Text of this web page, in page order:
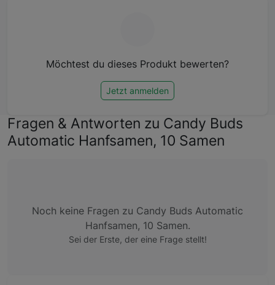
Möchtest du dieses Produkt bewerten?
Jetzt anmelden
Fragen & Antworten zu Candy Buds
Automatic Hanfsamen, 10 Samen
Noch keine Fragen zu Candy Buds Automatic
Hanfsamen, 10 Samen.
Sei der Erste, der eine Frage stellt!